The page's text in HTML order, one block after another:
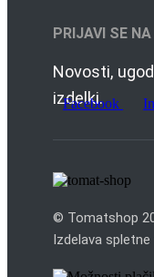
PRIJAVI SE
Novosti,
izdelki.
Facebook
© Tomatshop
Izdelava